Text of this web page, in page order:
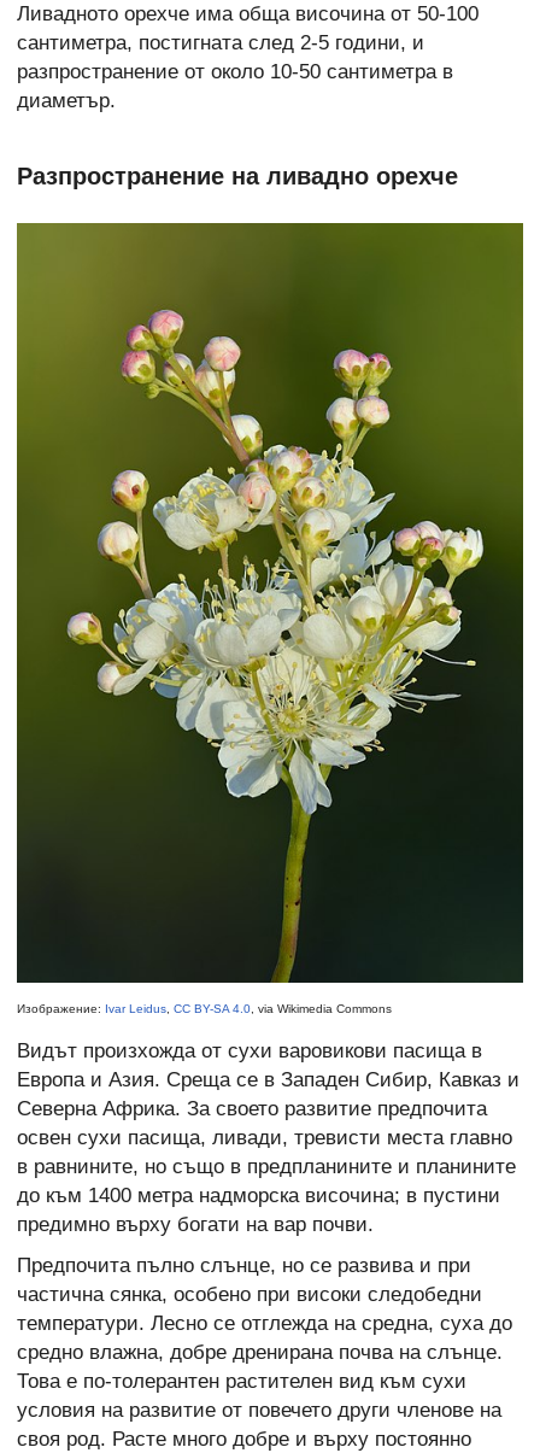
Ливадното орехче има обща височина от 50-100
сантиметра, постигната след 2-5 години, и
разпространение от около 10-50 сантиметра в
диаметър.
Разпространение на ливадно орехче
Изображение: Ivar Leidus, CC BY-SA 4.0, via Wikimedia Commons
Видът произхожда от сухи варовикови пасища в
Европа и Азия. Среща се в Западен Сибир, Кавказ и
Северна Африка. За своето развитие предпочита
освен сухи пасища, ливади, тревисти места главно
в равнините, но също в предпланините и планините
до към 1400 метра надморска височина; в пустини
предимно върху богати на вар почви.
Предпочита пълно слънце, но се развива и при
частична сянка, особено при високи следобедни
температури. Лесно се отглежда на средна, суха до
средно влажна, добре дренирана почва на слънце.
Това е по-толерантен растителен вид към сухи
условия на развитие от повечето други членове на
своя род. Расте много добре и върху постоянно